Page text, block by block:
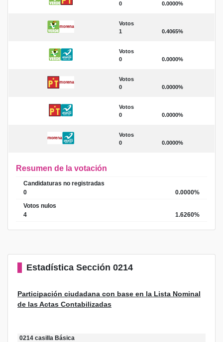
0
0.0000%
Votos
1
0.4065%
Votos
0
0.0000%
Votos
0
0.0000%
Votos
0
0.0000%
Votos
0
0.0000%
Resumen de la votación
Candidaturas no registradas
0
0.0000%
Votos nulos
4
1.6260%
Estadística Sección 0214
Participación ciudadana con base en la Lista Nominal
de las Actas Contabilizadas
0214 casilla Básica